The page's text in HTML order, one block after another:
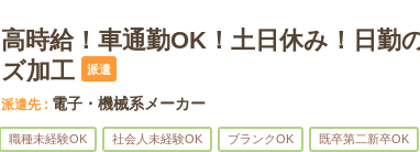
高時給！車通勤OK！土日休み！日勤
ズ加工
派遣
派遣先 電子・機械系メーカー
職種未経験OK 社会人未経験OK ブランクOK 既卒第二新卒OK